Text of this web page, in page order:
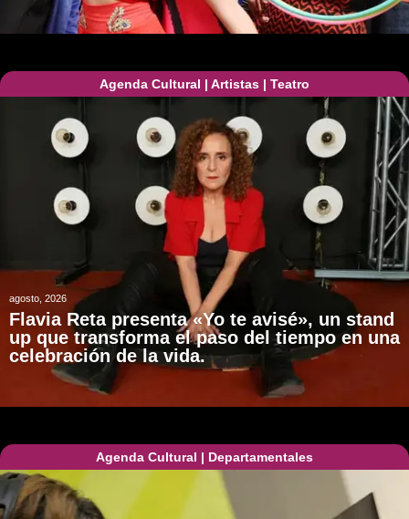
Agenda Cultural | Artistas | Teatro
agosto, 2026
Flavia Reta presenta «Yo te avisé», un stand
up que transforma el paso del tiempo en una
celebración de la vida.
Agenda Cultural | Departamentales